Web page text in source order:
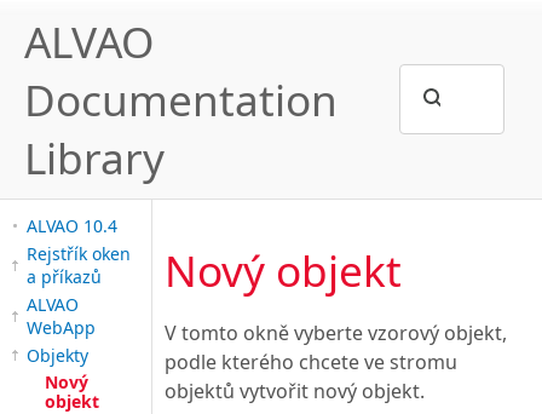
ALVAO
Documentation
Library
ALVAO 10.4
Rejstřík oken
a příkazů
ALVAO
WebApp
Objekty
Nový
objekt
Nový objekt
V tomto okně vyberte vzorový objekt,
podle kterého chcete ve stromu
objektů vytvořit nový objekt.